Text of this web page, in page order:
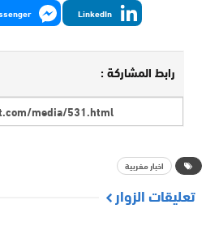
LinkedIn
رابط المشاركة :
اخبار مغربية
تعليقات الزوار